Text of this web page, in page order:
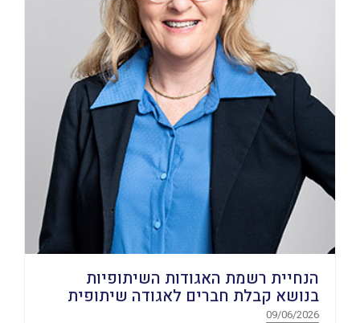
הנחיית רשמת האגודות השיתופיות
בנושא קבלת חברים לאגודה שיתופית
09/06/2026